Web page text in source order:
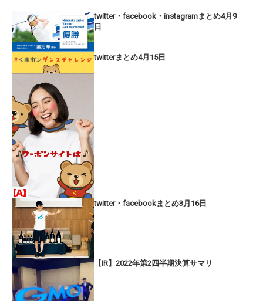
twitter・facebook・instagramまとめ4月9
日
twitterまとめ4月15日
twitter・facebookまとめ3月16日
【IR】2022年第2四半期決算サマリ